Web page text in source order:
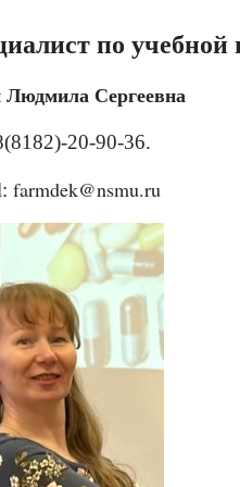
по учебной
Людмила Сергеевна
20-90-36.
: farmdek@nsmu.ru